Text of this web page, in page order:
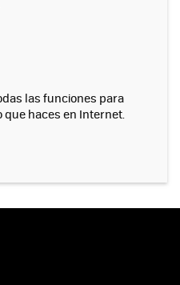
las funciones para
haces en Internet.